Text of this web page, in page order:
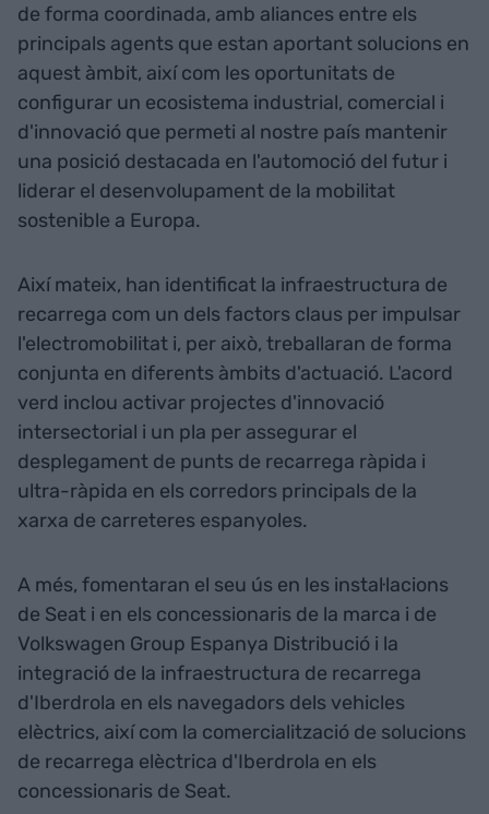
de forma coordinada, amb aliances entre els
principals agents que estan aportant solucions en
aquest àmbit, així com les oportunitats de
configurar un ecosistema industrial, comercial i
d'innovació que permeti al nostre país mantenir
una posició destacada en l'automoció del futur i
liderar el desenvolupament de la mobilitat
sostenible a Europa.
Així mateix, han identificat la infraestructura de
recarrega com un dels factors claus per impulsar
l'electromobilitat i, per això, treballaran de forma
conjunta en diferents àmbits d'actuació. L'acord
verd inclou activar projectes d'innovació
intersectorial i un pla per assegurar el
desplegament de punts de recarrega ràpida i
ultra-ràpida en els corredors principals de la
xarxa de carreteres espanyoles.
A més, fomentaran el seu ús en les instal·lacions
de Seat i en els concessionaris de la marca i de
Volkswagen Group Espanya Distribució i la
integració de la infraestructura de recarrega
d'Iberdrola en els navegadors dels vehicles
elèctrics, així com la comercialització de solucions
de recarrega elèctrica d'Iberdrola en els
concessionaris de Seat.